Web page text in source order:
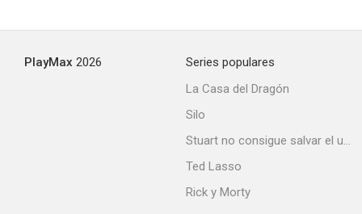
PlayMax 2026
Series populares
La Casa del Dragón
Silo
Stuart no consigue salvar el universo
Ted Lasso
Rick y Morty